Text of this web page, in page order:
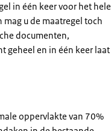
in één keer voor het hele
u de maatregel toch
documenten,
geheel en in één keer laat
oppervlakte van 70%